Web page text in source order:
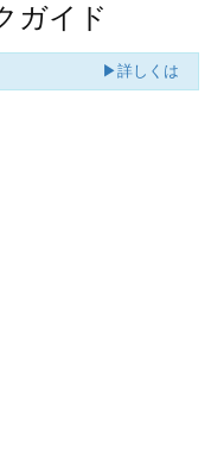
ガイド
▶詳しくは